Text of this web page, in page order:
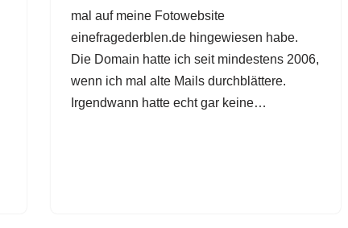
mal auf meine Fotowebsite
einefragederblen.de hingewiesen habe.
Die Domain hatte ich seit mindestens 2006,
wenn ich mal alte Mails durchblättere.
Irgendwann hatte echt gar keine…